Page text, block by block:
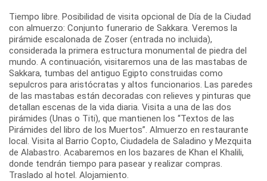
Tiempo libre. Posibilidad de visita opcional de Día de la Ciudad
con almuerzo: Conjunto funerario de Sakkara. Veremos la
pirámide escalonada de Zoser (entrada no incluida),
considerada la primera estructura monumental de piedra del
mundo. A continuación, visitaremos una de las mastabas de
Sakkara, tumbas del antiguo Egipto construidas como
sepulcros para aristócratas y altos funcionarios. Las paredes
de las mastabas están decoradas con relieves y pinturas que
detallan escenas de la vida diaria. Visita a una de las dos
pirámides (Unas o Titi), que mantienen los “Textos de las
Pirámides del libro de los Muertos”. Almuerzo en restaurante
local. Visita al Barrio Copto, Ciudadela de Saladino y Mezquita
de Alabastro. Acabaremos en los bazares de Khan el Khalili,
donde tendrán tiempo para pasear y realizar compras.
Traslado al hotel. Alojamiento.